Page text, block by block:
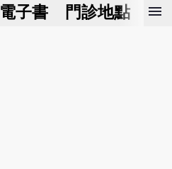
電子書 門診地點 預
menu